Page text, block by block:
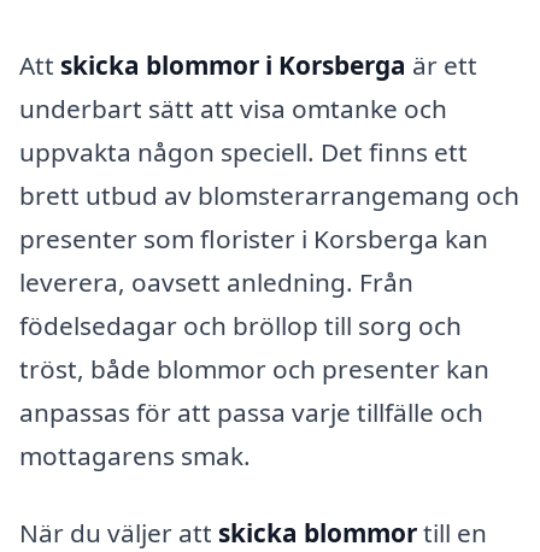
Att skicka blommor i Korsberga är ett
underbart sätt att visa omtanke och
uppvakta någon speciell. Det finns ett
brett utbud av blomsterarrangemang och
presenter som florister i Korsberga kan
leverera, oavsett anledning. Från
födelsedagar och bröllop till sorg och
tröst, både blommor och presenter kan
anpassas för att passa varje tillfälle och
mottagarens smak.
När du väljer att skicka blommortill en